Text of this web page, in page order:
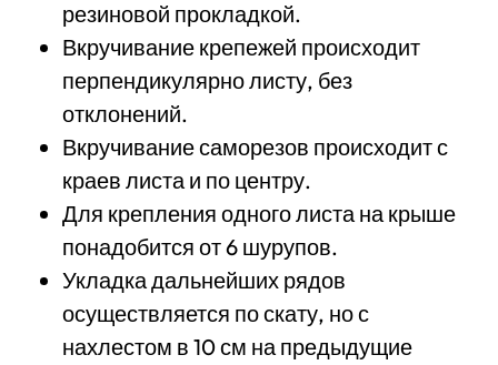
резиновой прокладкой.
Вкручивание крепежей происходит
перпендикулярно листу, без
отклонений.
Вкручивание саморезов происходит с
краев листа и по центру.
Для крепления одного листа на крыше
понадобится от 6 шурупов.
Укладка дальнейших рядов
осуществляется по скату, но с
нахлестом в 10 см на предыдущие